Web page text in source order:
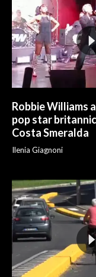
Robbie Williams
pop star
Costa Smeralda
Ilenia Giagnoni